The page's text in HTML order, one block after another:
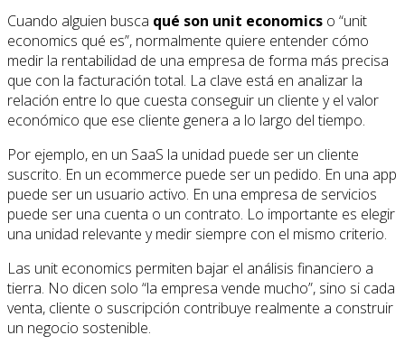
Cuando alguien busca qué son unit economics o “unit
economics qué es”, normalmente quiere entender cómo
medir la rentabilidad de una empresa de forma más precisa
que con la facturación total. La clave está en analizar la
relación entre lo que cuesta conseguir un cliente y el valor
económico que ese cliente genera a lo largo del tiempo.
Por ejemplo, en un SaaS la unidad puede ser un cliente
suscrito. En un ecommerce puede ser un pedido. En una app
puede ser un usuario activo. En una empresa de servicios
puede ser una cuenta o un contrato. Lo importante es elegir
una unidad relevante y medir siempre con el mismo criterio.
Las unit economics permiten bajar el análisis financiero a
tierra. No dicen solo “la empresa vende mucho”, sino si cada
venta, cliente o suscripción contribuye realmente a construir
un negocio sostenible.